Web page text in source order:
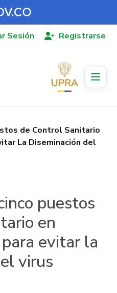
Sesión Registrarse
de Control Sanitario
La Diseminación del
puestos
en
evitar la
virus